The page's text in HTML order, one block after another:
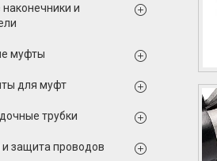
и
муфты
для муфт
трубки
и защита проводов